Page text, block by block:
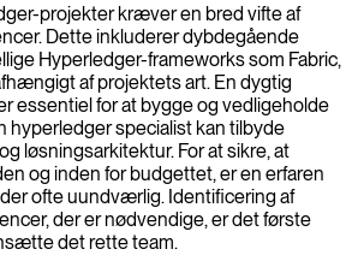
projekter kræver en bred vifte af
Dette inkluderer dybdegående
Hyperledger-frameworks som Fabric,
af projektets art. En dygtig
essentiel for at bygge og vedligeholde
hyperledger specialist kan tilbyde
løsningsarkitektur. For at sikre, at
og inden for budgettet, er en erfaren
ofte uundværlig. Identificering af
der er nødvendige, er det første
det rette team.